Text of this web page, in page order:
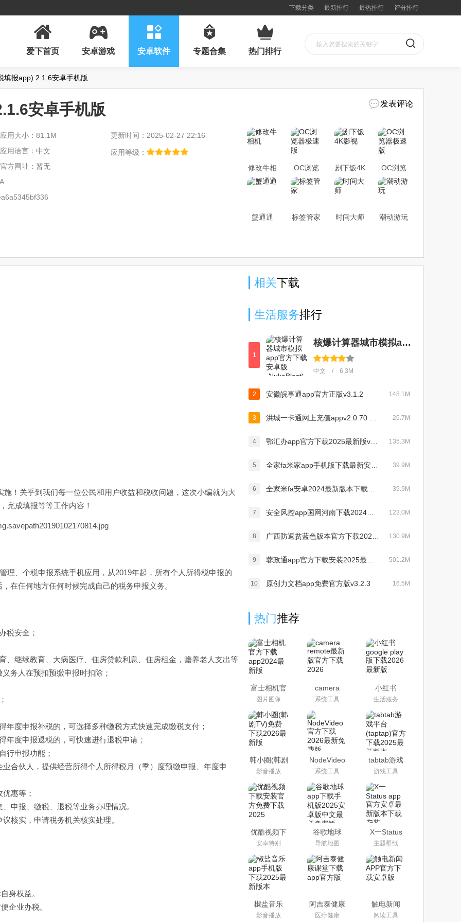
下载分类 最新排行 最热排行 评分排行
爱下首页 安卓游戏 安卓软件 专题合集 热门排行
报app) 2.1.6安卓手机版
安卓手机版 发表评论
应用大小：81.1M
更新时间：2025-02-27 22:16
应用语言：中文
应用等级：
官方网址：暂无
修改牛相
机
OC浏览
器极速版
剧下饭4K
影视
OC浏览
器极速版
蟹通通 标签管家 时间大师 潮动游玩
！关乎到我们每一位公民和用户收益和税收问题，这次小编就为大
完成填报等等工作内容！
理、个税申报系统手机应用，从2019年起，所有个人所得税申报的
在任何地方任何时候完成自己的税务申报义务。
税安全；
、继续教育、大病医疗、住房贷款利息、住房租金，赡养老人支出等
务人在预扣预缴申报时扣除；
度申报补税的，可选择多种缴税方式快速完成缴税支付；
年度申报退税的，可快速进行退税申请；
行申报功能；
合伙人，提供经营所得个人所得税月（季）度预缴申报、年度申
惠等；
申报、缴税、退税等业务办理情况。
核实，申请税务机关核实处理。
身权益。
企业办税。
相关下载
生活服务排行
1
核爆计算器城市模拟app官方下载安卓版(NukeBlast)v1.6.1手机版
中文 / 6.3M
2 安徽皖事通app官方正版v3.1.2 148.1M
3 26.7M
4 135.3M
5 39.9M
6 39.9M
7 123.0M
8 130.9M
9 501.2M
10 原创力文档app免费官方版v3.2.3 16.5M
热门推荐
富士相机官
方下载
app2024最
新版
(camera
remote)
图片图像
camera
remote最新
版官方下载
系统工具
小红书
google play
版下载2026
最新版
生活服务
韩小圈(韩剧
TV)免费下
载2026最新
版
影音播放
NodeVideo
官方下载
2026最新免
费版
系统工具
tabtab游戏
平台(taptap)
官方下载
2025最新版
游戏工具
优酷视频下
载安装官方
免费下载
2025
安卓特别
谷歌地球
app下载手
机版2025安
卓版中文最
新免费版
导航地图
X一Status
app官方安
卓最新版本
下载安装
主题壁纸
椒盐音乐
app手机版
影音播放
阿吉泰健康
课堂下载
医疗健康
触电新闻
APP官方下
阅读工具